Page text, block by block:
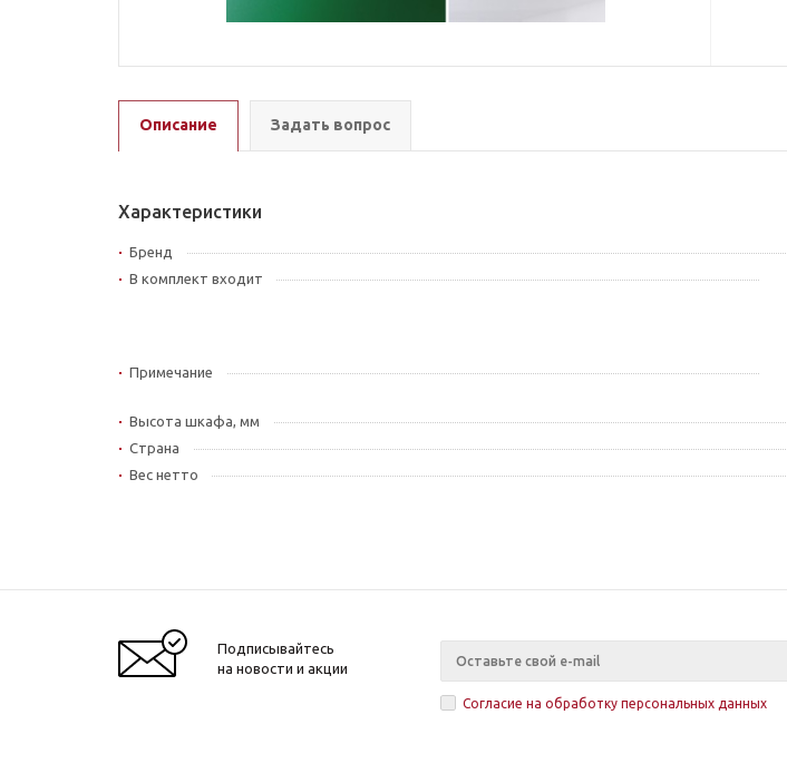
Описание Задать вопрос
Характеристики
Бренд
В комплект входит
Примечание
Высота шкафа, мм
Страна
Вес нетто
Подписывайтесь
на новости и акции
Согласие на обработку персональных данных